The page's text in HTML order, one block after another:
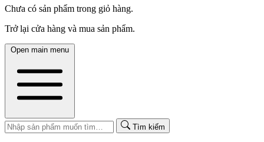
Chưa có sản phẩm trong giỏ hàng.
Trở lại cửa hàng và mua sản phẩm.
Open main menu
Tìm kiếm